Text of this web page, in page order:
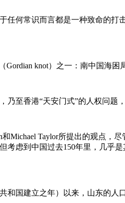
何常识而言都是一种致命的打
knot）之一：南中国海困
至香港“天安门式”的人权问题
Michael Taylor所提出的观点，
虑到中国过去150年里，几乎
国建立之年）以来，山东的人